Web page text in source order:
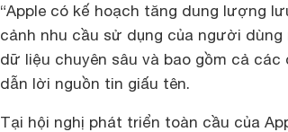
“Apple có kế hoạch tăng dung lượng
cảnh nhu cầu sử dụng của người
dữ liệu chuyên sâu và bao gồm cả
dẫn lời nguồn tin giấu tên.
Tại hội nghị phát triển toàn cầu của